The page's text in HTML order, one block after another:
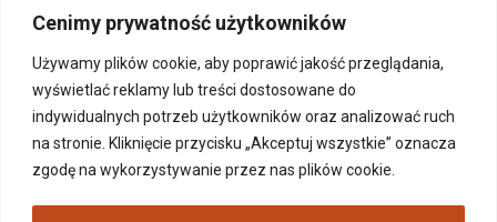
Cenimy prywatność użytkowników
Używamy plików cookie, aby poprawić jakość przeglądania,
wyświetlać reklamy lub treści dostosowane do
indywidualnych potrzeb użytkowników oraz analizować ruch
na stronie. Kliknięcie przycisku „Akceptuj wszystkie” oznacza
zgodę na wykorzystywanie przez nas plików cookie.
Regulamin
Regulamin świadczenia usługi newslettera
Regulamin aplikacji IdoSell
Polityka prywatności
Oświadczenie o dostępności
FAQ